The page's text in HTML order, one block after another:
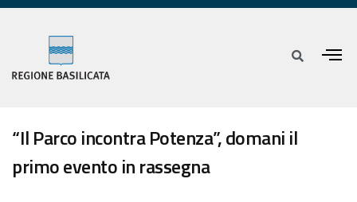
“Il Parco incontra Potenza”, domani il
primo evento in rassegna